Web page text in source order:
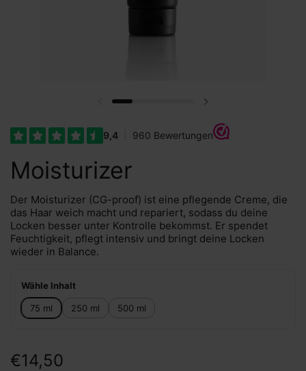
Vorherige Folie
Moisturizer
Der Moisturizer (CG-proof) ist eine pflegende Creme, die
das Haar weich macht und repariert, sodass du deine
Locken besser unter Kontrolle bekommst. Er spendet
Feuchtigkeit, pflegt intensiv und bringt deine Locken
wieder in Balance.
Wähle Inhalt
75 ml 250 ml 500 ml
€14,50